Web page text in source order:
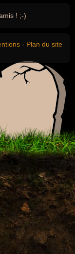
! ;-)
- Plan du site